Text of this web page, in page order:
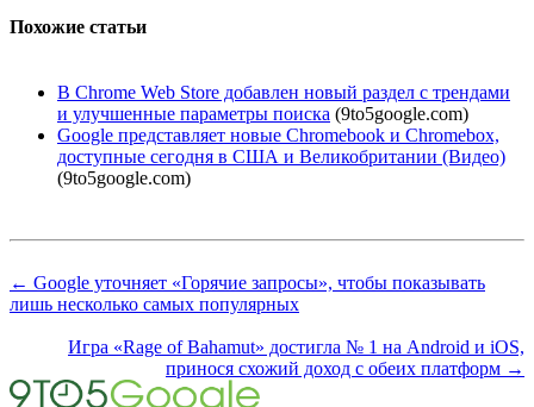
Похожие статьи
В Chrome Web Store добавлен новый раздел с трендами
и улучшенные параметры поиска (9to5google.com)
Google представляет новые Chromebook и Chromebox,
доступные сегодня в США и Великобритании (Видео)
(9to5google.com)
← Google уточняет «Горячие запросы», чтобы показывать
лишь несколько самых популярных
Игра «Rage of Bahamut» достигла № 1 на Android и iOS,
принося схожий доход с обеих платформ →